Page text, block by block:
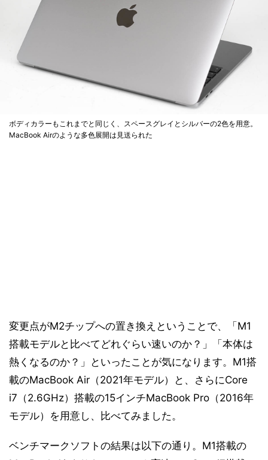
ボディカラーもこれまでと同じく、スペースグレイとシルバーの2色を用意。
MacBook Airのような多色展開は見送られた
変更点がM2チップへの置き換えということで、「M1
搭載モデルと比べてどれぐらい速いのか？」「本体は
熱くなるのか？」といったことが気になります。M1搭
載のMacBook Air（2021年モデル）と、さらにCore
i7（2.6GHz）搭載の15インチMacBook Pro（2016年
モデル）を用意し、比べてみました。
ベンチマークソフトの結果は以下の通り。M1搭載の